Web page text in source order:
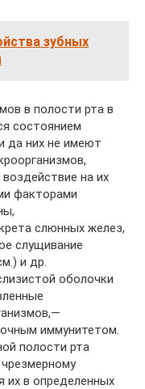
зубных
в полости рта в
состоянием
да них не имеют
на их
факторами
слюнных желез,
слущивание
и др.
оболочки
иммунитетом.
полости рта
их в определенных